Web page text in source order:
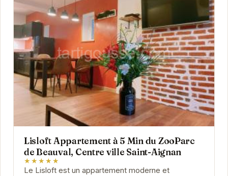
Lisloft Appartement à 5 Min du ZooParc
de Beauval, Centre ville Saint-Aignan
★★★★★
Le Lisloft est un appartement moderne et